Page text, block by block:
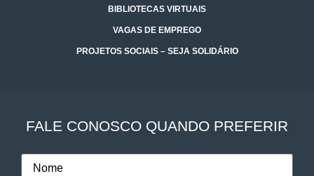
BIBLIOTECAS VIRTUAIS
VAGAS DE EMPREGO
PROJETOS SOCIAIS – SEJA SOLIDÁRIO
FALE CONOSCO QUANDO PREFERIR